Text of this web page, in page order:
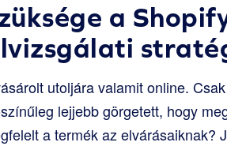
a
utoljára valamit online.
lejjebb görgetett, hogy
a termék az elvárásaiknak?